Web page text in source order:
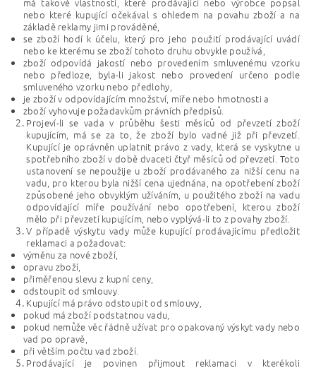
nebo které kupující očekával s ohledem na povahu zboží a na
základě reklamy jimi prováděné,
se zboží hodí k účelu, který pro jeho použití prodávající uvádí
nebo ke kterému se zboží tohoto druhu obvykle používá,
zboží odpovídá jakostí nebo provedením smluvenému vzorku
nebo předloze, byla-li jakost nebo provedení určeno podle
smluveného vzorku nebo předlohy,
je zboží v odpovídajícím množství, míře nebo hmotnosti a
zboží vyhovuje požadavkům právních předpisů.
Projeví-li se vada v průběhu šesti měsíců od převzetí zboží
kupujícím, má se za to, že zboží bylo vadné již při převzetí.
Kupující je oprávněn uplatnit právo z vady, která se vyskytne u
spotřebního zboží v době dvaceti čtyř měsíců od převzetí. Toto
ustanovení se nepoužije u zboží prodávaného za nižší cenu na
vadu, pro kterou byla nižší cena ujednána, na opotřebení zboží
způsobené jeho obvyklým užíváním, u použitého zboží na vadu
odpovídající míře používání nebo opotřebení, kterou zboží
mělo při převzetí kupujícím, nebo vyplývá-li to z povahy zboží.
V případě výskytu vady může kupující prodávajícímu předložit
reklamaci a požadovat:
výměnu za nové zboží,
opravu zboží,
přiměřenou slevu z kupní ceny,
odstoupit od smlouvy.
Kupující má právo odstoupit od smlouvy,
pokud má zboží podstatnou vadu,
pokud nemůže věc řádně užívat pro opakovaný výskyt vady nebo
vad po opravě,
při větším počtu vad zboží.
Prodávající je povinen přijmout reklamaci v kterékoli